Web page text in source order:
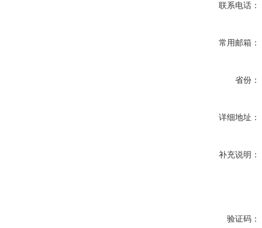
联系电话：
常用邮箱：
省份：
详细地址：
补充说明：
验证码：